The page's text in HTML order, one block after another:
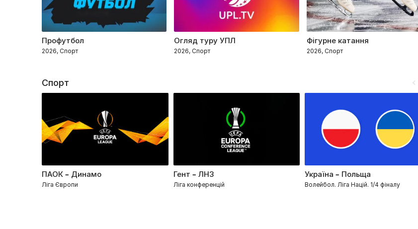
Профутбол
2026, Спорт
Огляд туру УПЛ
2026, Спорт
Фігурне катання
2026, Спорт
Спорт
ПАОК – Динамо
Ліга Європи
Гент – ЛНЗ
Ліга конференцій
Україна – Польща
Волейбол. Ліга Націй. 1/4 фіналу